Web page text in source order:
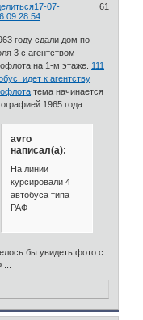
61
17-07-
09:28:54
году сдали дом по
3 с агентством
на 1-м этаже. 111
идет к агентству
тема начинается
1965 года
avro
написал(а):
На линии
курсировали 4
автобуса типа
РАФ
бы увидеть фото с